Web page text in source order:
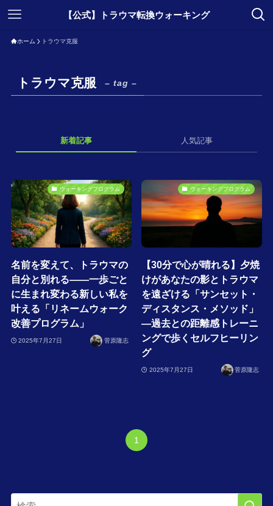
【公式】トラウマ転換ウォーキング
ホーム トラウマ克服
トラウマ克服 – tag –
新着記事 人気記事
ウォーキングプログラム
名前を変えて、トラウマの
自分と別れる――一歩ごと
に生まれ変わる新しい私を
叶える「リネームウォーク
改善プログラム」
2025年7月27日 菅原隆志
ウォーキングプログラム
【30分で心が晴れる】夕焼
けがあなたの影とトラウマ
を遠ざける「サンセット・
ディスタンス・メソッド」
—過去との距離感トレーニ
ングで歩くセルフヒーリン
グ
2025年7月27日 菅原隆志
1